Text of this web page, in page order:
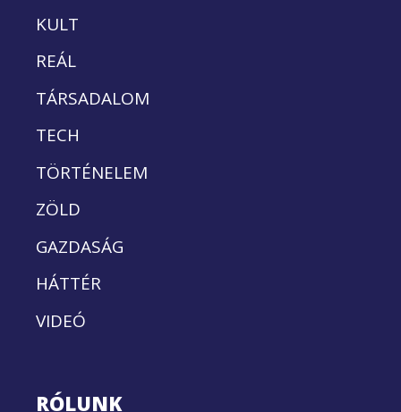
KULT
REÁL
TÁRSADALOM
TECH
TÖRTÉNELEM
ZÖLD
GAZDASÁG
HÁTTÉR
VIDEÓ
RÓLUNK